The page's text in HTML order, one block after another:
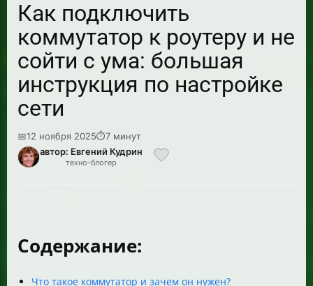
Как подключить
коммутатор к роутеру и не
сойти с ума: большая
инструкция по настройке
сети
📅12 ноября 2025⏱7 минут
автор: Евгений Кудрин
техно-блогер
Содержание:
Что такое коммутатор и зачем он нужен?